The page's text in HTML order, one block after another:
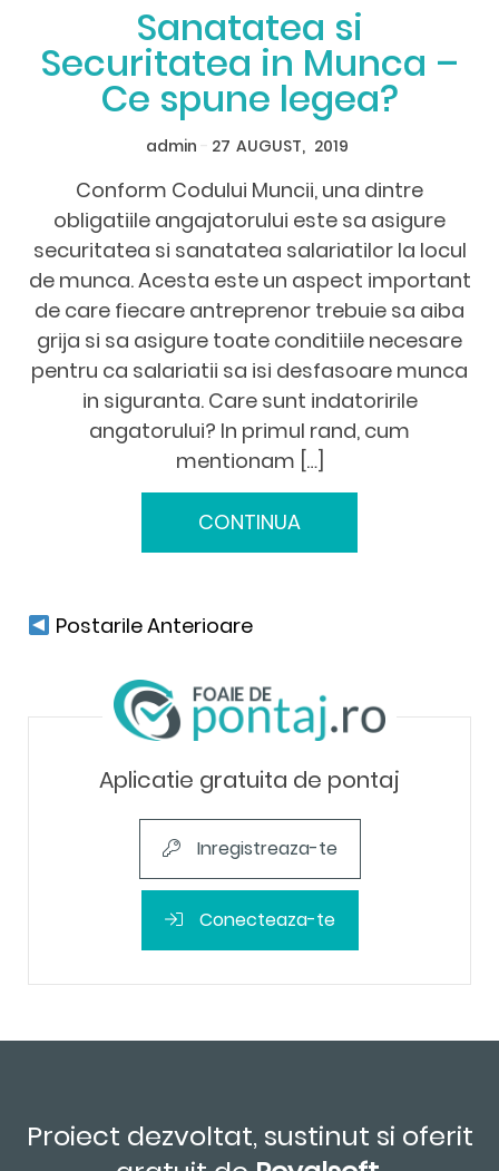
Sanatatea si
Securitatea in Munca –
Ce spune legea?
admin 27 AUGUST, 2019
Conform Codului Muncii, una dintre
obligatiile angajatorului este sa asigure
securitatea si sanatatea salariatilor la locul
de munca. Acesta este un aspect important
de care fiecare antreprenor trebuie sa aiba
grija si sa asigure toate conditiile necesare
pentru ca salariatii sa isi desfasoare munca
in siguranta. Care sunt indatoririle
angatorului? In primul rand, cum
mentionam […]
CONTINUA
Postarile Anterioare
Aplicatie gratuita de pontaj
Inregistreaza-te
Conecteaza-te
Proiect dezvoltat, sustinut si oferit